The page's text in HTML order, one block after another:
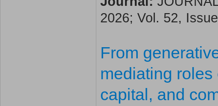
2026; Vol. 52,
From
mediating
capital, and